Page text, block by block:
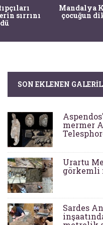
sırrını
Mandalya
çocuğun
SON EKLENEN
mermer
Urartu
görkemli
Sardes